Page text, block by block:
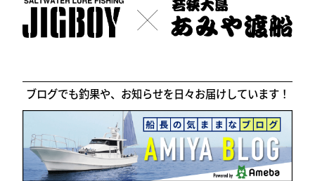
ブログでも釣果や、お知らせを日々お届けしています！